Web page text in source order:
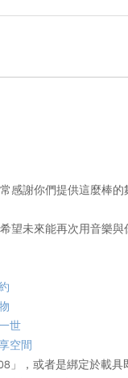
感謝你們提供這麼棒
望未來能再次用音樂
世
空間
」，或者是綁定於載具